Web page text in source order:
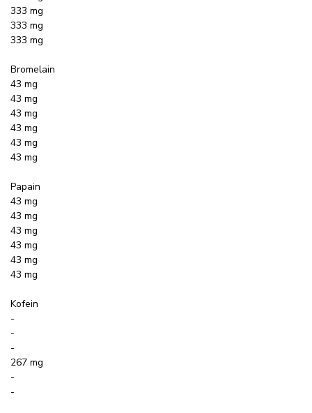
333 mg
333 mg
333 mg
Bromelain
43 mg
43 mg
43 mg
43 mg
43 mg
43 mg
Papain
43 mg
43 mg
43 mg
43 mg
43 mg
43 mg
Kofein
-
-
-
267 mg
-
-